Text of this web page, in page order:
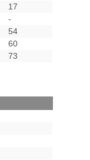
17
-
54
60
73